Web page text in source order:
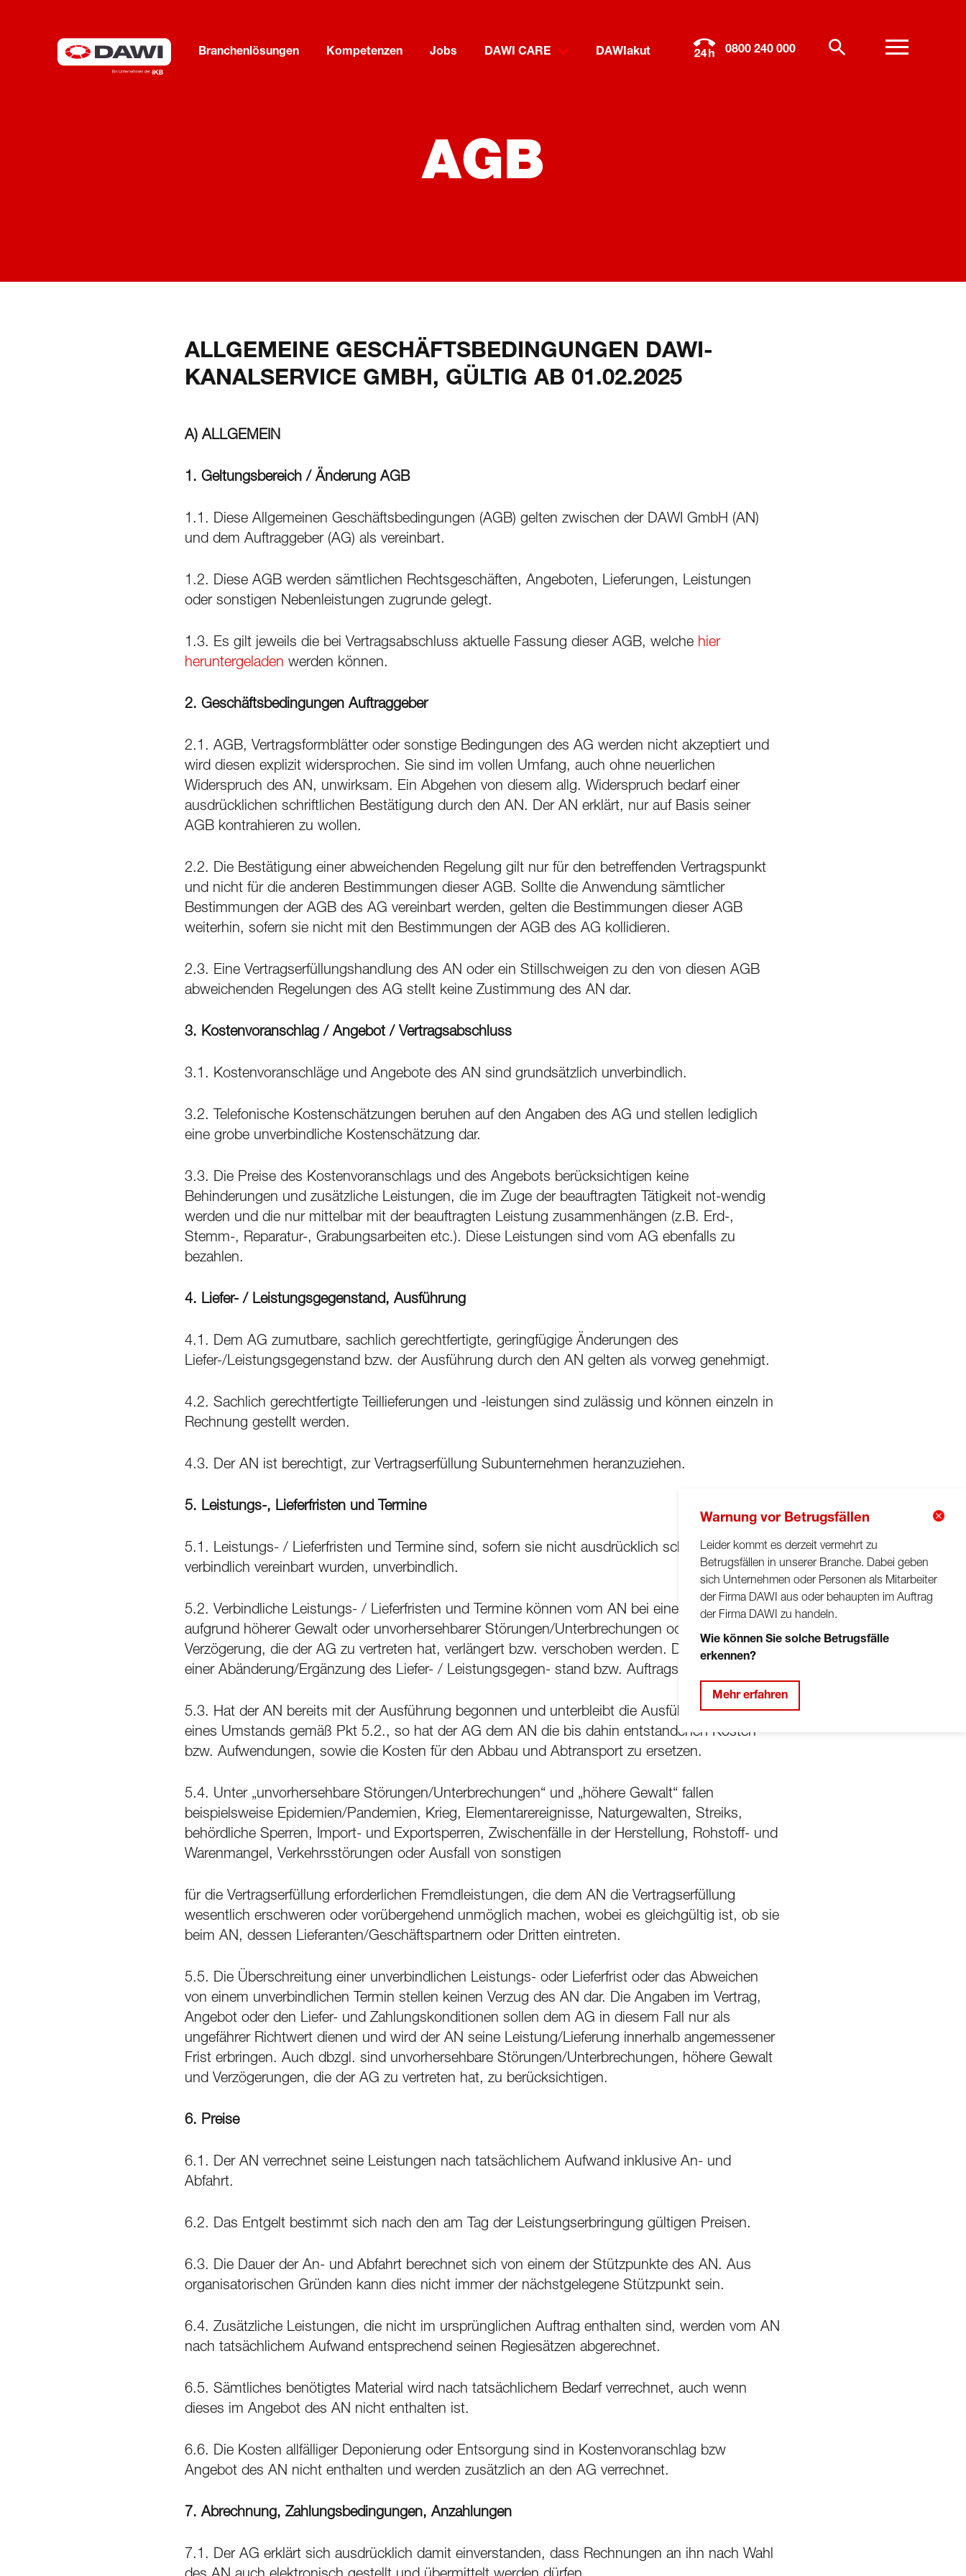
Branchenlösungen Kompetenzen Jobs DAWI CARE DAWIakut 0800 240 000
AGB
ALLGEMEINE GESCHÄFTSBEDINGUNGEN DAWI-
KANALSERVICE GMBH, GÜLTIG AB 01.02.2025
A) ALLGEMEIN
1. Geltungsbereich / Änderung AGB
1.1. Diese Allgemeinen Geschäftsbedingungen (AGB) gelten zwischen der DAWI GmbH (AN)
und dem Auftraggeber (AG) als vereinbart.
1.2. Diese AGB werden sämtlichen Rechtsgeschäften, Angeboten, Lieferungen, Leistungen
oder sonstigen Nebenleistungen zugrunde gelegt.
1.3. Es gilt jeweils die bei Vertragsabschluss aktuelle Fassung dieser AGB, welche hier
heruntergeladen werden können.
2. Geschäftsbedingungen Auftraggeber
2.1. AGB, Vertragsformblätter oder sonstige Bedingungen des AG werden nicht akzeptiert und
wird diesen explizit widersprochen. Sie sind im vollen Umfang, auch ohne neuerlichen
Widerspruch des AN, unwirksam. Ein Abgehen von diesem allg. Widerspruch bedarf einer
ausdrücklichen schriftlichen Bestätigung durch den AN. Der AN erklärt, nur auf Basis seiner
AGB kontrahieren zu wollen.
2.2. Die Bestätigung einer abweichenden Regelung gilt nur für den betreffenden Vertragspunkt
und nicht für die anderen Bestimmungen dieser AGB. Sollte die Anwendung sämtlicher
Bestimmungen der AGB des AG vereinbart werden, gelten die Bestimmungen dieser AGB
weiterhin, sofern sie nicht mit den Bestimmungen der AGB des AG kollidieren.
2.3. Eine Vertragserfüllungshandlung des AN oder ein Stillschweigen zu den von diesen AGB
abweichenden Regelungen des AG stellt keine Zustimmung des AN dar.
3. Kostenvoranschlag / Angebot / Vertragsabschluss
3.1. Kostenvoranschläge und Angebote des AN sind grundsätzlich unverbindlich.
3.2. Telefonische Kostenschätzungen beruhen auf den Angaben des AG und stellen lediglich
eine grobe unverbindliche Kostenschätzung dar.
3.3. Die Preise des Kostenvoranschlags und des Angebots berücksichtigen keine
Behinderungen und zusätzliche Leistungen, die im Zuge der beauftragten Tätigkeit not-wendig
werden und die nur mittelbar mit der beauftragten Leistung zusammenhängen (z.B. Erd-,
Stemm-, Reparatur-, Grabungsarbeiten etc.). Diese Leistungen sind vom AG ebenfalls zu
bezahlen.
4. Liefer- / Leistungsgegenstand, Ausführung
4.1. Dem AG zumutbare, sachlich gerechtfertigte, geringfügige Änderungen des
Liefer-/Leistungsgegenstand bzw. der Ausführung durch den AN gelten als vorweg genehmigt.
4.2. Sachlich gerechtfertigte Teillieferungen und -leistungen sind zulässig und können einzeln in
Rechnung gestellt werden.
4.3. Der AN ist berechtigt, zur Vertragserfüllung Subunternehmen heranzuziehen.
5. Leistungs-, Lieferfristen und Termine
5.1. Leistungs- / Lieferfristen und Termine sind, sofern sie nicht ausdrücklich schriftlich als
verbindlich vereinbart wurden, unverbindlich.
5.2. Verbindliche Leistungs- / Lieferfristen und Termine können vom AN bei einer Verzögerung
aufgrund höherer Gewalt oder unvorhersehbarer Störungen/Unterbrechungen oder einer
Verzögerung, die der AG zu vertreten hat, verlängert bzw. verschoben werden. Dasselbe gilt bei
einer Abänderung/Ergänzung des Liefer- / Leistungsgegen- stand bzw. Auftrags durch den AG.
5.3. Hat der AN bereits mit der Ausführung begonnen und unterbleibt die Ausführung aufgrund
eines Umstands gemäß Pkt 5.2., so hat der AG dem AN die bis dahin entstandenen Kosten
bzw. Aufwendungen, sowie die Kosten für den Abbau und Abtransport zu ersetzen.
5.4. Unter „unvorhersehbare Störungen/Unterbrechungen“ und „höhere Gewalt“ fallen
beispielsweise Epidemien/Pandemien, Krieg, Elementarereignisse, Naturgewalten, Streiks,
behördliche Sperren, Import- und Exportsperren, Zwischenfälle in der Herstellung, Rohstoff- und
Warenmangel, Verkehrsstörungen oder Ausfall von sonstigen
für die Vertragserfüllung erforderlichen Fremdleistungen, die dem AN die Vertragserfüllung
wesentlich erschweren oder vorübergehend unmöglich machen, wobei es gleichgültig ist, ob sie
beim AN, dessen Lieferanten/Geschäftspartnern oder Dritten eintreten.
5.5. Die Überschreitung einer unverbindlichen Leistungs- oder Lieferfrist oder das Abweichen
von einem unverbindlichen Termin stellen keinen Verzug des AN dar. Die Angaben im Vertrag,
Angebot oder den Liefer- und Zahlungskonditionen sollen dem AG in diesem Fall nur als
ungefährer Richtwert dienen und wird der AN seine Leistung/Lieferung innerhalb angemessener
Frist erbringen. Auch dbzgl. sind unvorhersehbare Störungen/Unterbrechungen, höhere Gewalt
und Verzögerungen, die der AG zu vertreten hat, zu berücksichtigen.
6. Preise
6.1. Der AN verrechnet seine Leistungen nach tatsächlichem Aufwand inklusive An- und
Abfahrt.
6.2. Das Entgelt bestimmt sich nach den am Tag der Leistungserbringung gültigen Preisen.
6.3. Die Dauer der An- und Abfahrt berechnet sich von einem der Stützpunkte des AN. Aus
organisatorischen Gründen kann dies nicht immer der nächstgelegene Stützpunkt sein.
6.4. Zusätzliche Leistungen, die nicht im ursprünglichen Auftrag enthalten sind, werden vom AN
nach tatsächlichem Aufwand entsprechend seinen Regiesätzen abgerechnet.
6.5. Sämtliches benötigtes Material wird nach tatsächlichem Bedarf verrechnet, auch wenn
dieses im Angebot des AN nicht enthalten ist.
6.6. Die Kosten allfälliger Deponierung oder Entsorgung sind in Kostenvoranschlag bzw
Angebot des AN nicht enthalten und werden zusätzlich an den AG verrechnet.
7. Abrechnung, Zahlungsbedingungen, Anzahlungen
7.1. Der AG erklärt sich ausdrücklich damit einverstanden, dass Rechnungen an ihn nach Wahl
Warnung vor Betrugsfällen
Leider kommt es derzeit vermehrt zu
Betrugsfällen in unserer Branche. Dabei geben
sich Unternehmen oder Personen als Mitarbeiter
der Firma DAWI aus oder behaupten im Auftrag
der Firma DAWI zu handeln.
Wie können Sie solche Betrugsfälle
erkennen?
Mehr erfahren